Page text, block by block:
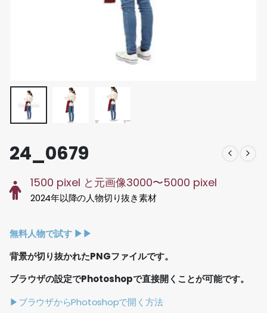
24_0679
1500 pixel と元画像3000〜5000 pixel
2024年以降の人物切り抜き素材
無料人物で試す ▶︎▶︎
背景が切り抜かれたPNGファイルです。
ブラウザの設定でPhotoshopで直接開くことが可能です。
▶ブラウザからPhotoshopで開く方法